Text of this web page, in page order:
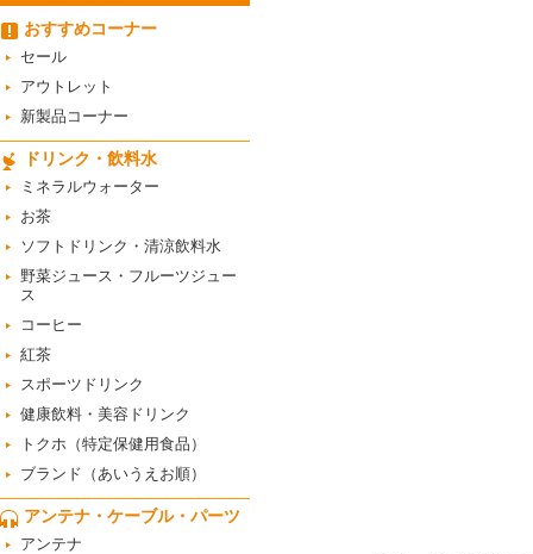
おすすめコーナー
セール
アウトレット
新製品コーナー
ドリンク・飲料水
ミネラルウォーター
お茶
ソフトドリンク・清涼飲料水
野菜ジュース・フルーツジュー
ス
コーヒー
紅茶
スポーツドリンク
健康飲料・美容ドリンク
トクホ（特定保健用食品）
ブランド（あいうえお順）
アンテナ・ケーブル・パーツ
アンテナ